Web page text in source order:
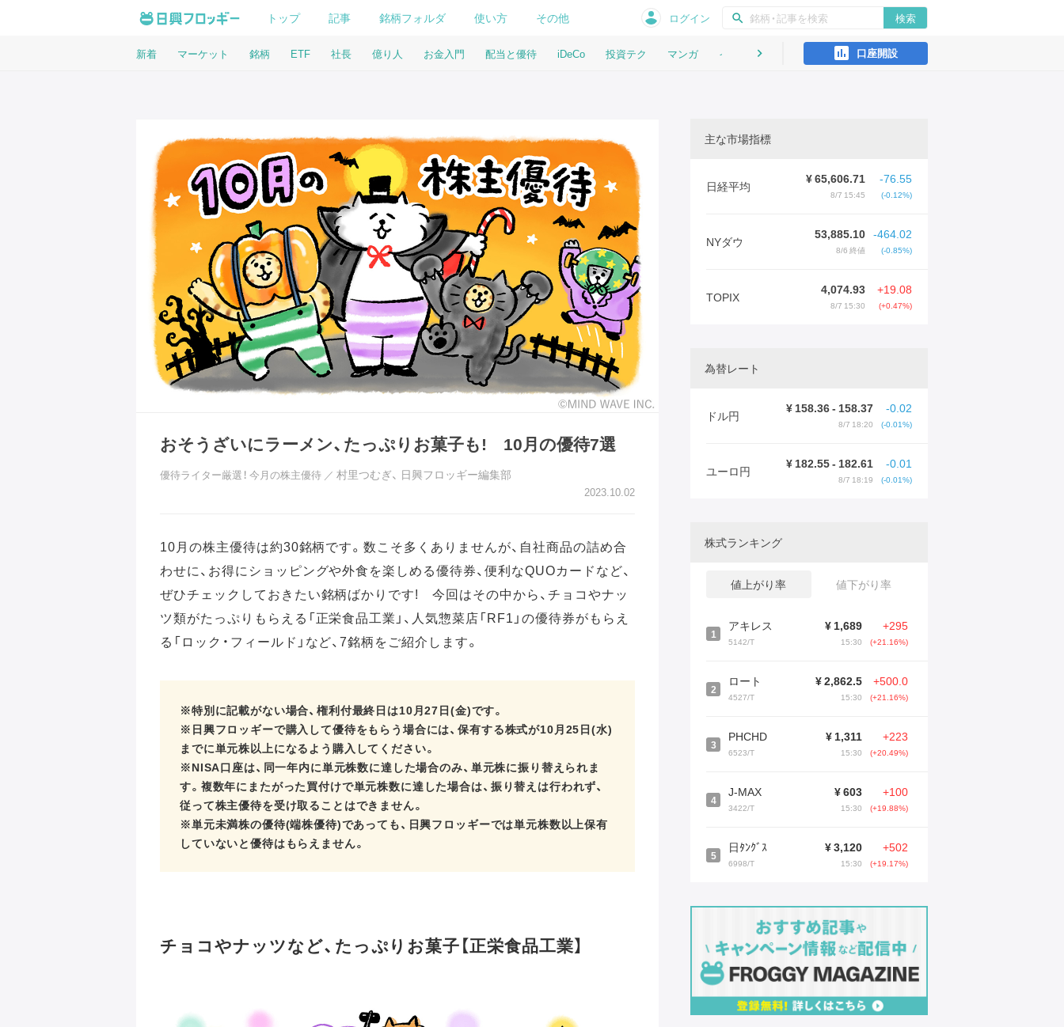
トップ 記事 銘柄フォルダ 使い方 その他 ログイン search 検索
新着 マーケット 銘柄 ETF 社長 億り人 お金入門 配当と優待 iDeCo 投資テク マンガ インタビュー
keyboard_arrow_right 口座開設
おそうざいにラーメン、たっぷりお菓子も! 10月の優待7選
優待ライター厳選！ 今月の株主優待 ／ 村里つむぎ、 日興フロッギー編集部
2023.10.02
10月の株主優待は約30銘柄です。数こそ多くありませんが、自社商品の詰め合
わせに、お得にショッピングや外食を楽しめる優待券、便利なQUOカードなど、
ぜひチェックしておきたい銘柄ばかりです! 今回はその中から、チョコやナッ
ツ類がたっぷりもらえる「正栄食品工業」、人気惣菜店「RF1」の優待券がもらえ
る「ロック・フィールド」など、7銘柄をご紹介します。
※特別に記載がない場合、権利付最終日は10月27日(金)です。
※日興フロッギーで購入して優待をもらう場合には、保有する株式が10月25日(水)
までに単元株以上になるよう購入してください。
※NISA口座は、同一年内に単元株数に達した場合のみ、単元株に振り替えられま
す。複数年にまたがった買付けで単元株数に達した場合は、振り替えは行われず、
従って株主優待を受け取ることはできません。
※単元未満株の優待(端株優待)であっても、日興フロッギーでは単元株数以上保有
していないと優待はもらえません。
チョコやナッツなど、たっぷりお菓子【正栄食品工業】
主な市場指標
日経平均 ¥65,606.71
8/7 15:45
-76.55
(-0.12%)
NYダウ 53,885.10
8/6 終値
-464.02
(-0.85%)
TOPIX 4,074.93
8/7 15:30
+19.08
(+0.47%)
為替レート
ドル円 ¥158.36- 158.37
8/7 18:20
-0.02
(-0.01%)
ユーロ円 ¥182.55- 182.61
8/7 18:19
-0.01
(-0.01%)
株式ランキング
値上がり率 値下がり率
1
アキレス
5142/T
¥1,689
15:30
+295
(+21.16%)
2
ロート
4527/T
¥2,862.5
15:30
+500.0
(+21.16%)
3
PHCHD
6523/T
¥1,311
15:30
+223
(+20.49%)
4
J-MAX
3422/T
¥603
15:30
+100
(+19.88%)
5
日ﾀﾝｸﾞｽ
6998/T
¥3,120
15:30
+502
(+19.17%)